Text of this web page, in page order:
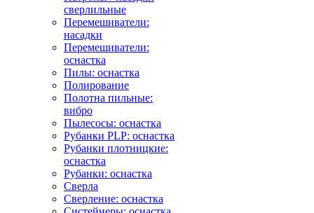
сверлильные
Перемешиватели:
насадки
Перемешиватели:
оснастка
Пилы: оснастка
Полирование
Полотна пильные:
вибро
Пылесосы: оснастка
Рубанки PLP: оснастка
Рубанки плотницкие:
оснастка
Рубанки: оснастка
Сверла
Сверление: оснастка